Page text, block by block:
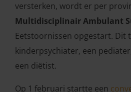
versterken, wordt er per
Multidisciplinair Ambulant
Eetstoornissen opgestart. Dit
kinderpsychiater, een
een diëtist.
Op 1 februari startte een